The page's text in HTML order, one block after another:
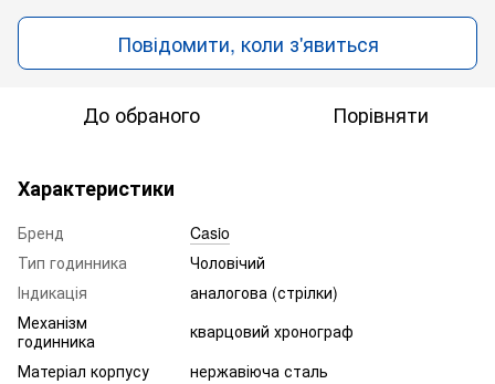
Повідомити, коли з'явиться
До обраного Порівняти
Характеристики
Бренд
Casio
Тип годинника
Чоловічий
Індикація
аналогова (стрілки)
Механізм
годинника
кварцовий хронограф
Матеріал корпусу
нержавіюча сталь